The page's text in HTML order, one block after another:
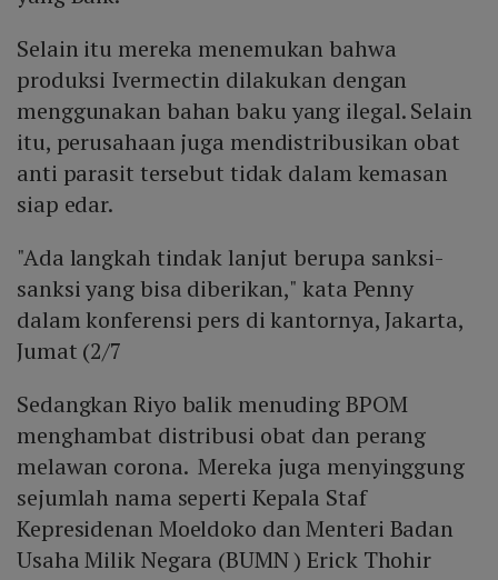
Selain itu mereka menemukan bahwa
produksi Ivermectin dilakukan dengan
menggunakan bahan baku yang ilegal. Selain
itu, perusahaan juga mendistribusikan obat
anti parasit tersebut tidak dalam kemasan
siap edar.
"Ada langkah tindak lanjut berupa sanksi-
sanksi yang bisa diberikan," kata Penny
dalam konferensi pers di kantornya, Jakarta,
Jumat (2/7
Sedangkan Riyo balik menuding BPOM
menghambat distribusi obat dan perang
melawan corona. Mereka juga menyinggung
sejumlah nama seperti Kepala Staf
Kepresidenan Moeldoko dan Menteri Badan
Usaha Milik Negara (BUMN ) Erick Thohir